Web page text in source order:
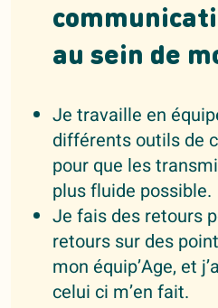
au sein de
Je travaille en
différents outils de
pour que les
plus fluide possible.
Je fais des retours
retours sur des
mon équip’Age, et
celui ci m’en fait.